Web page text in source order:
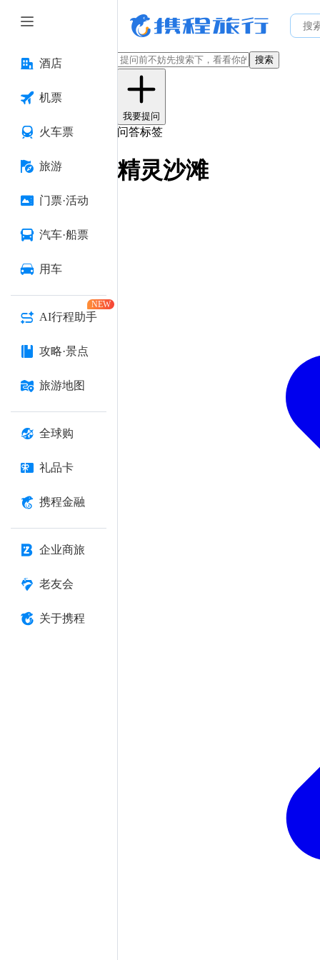
酒店
机票
火车票
旅游
门票·活动
汽车·船票
用车
AI行程助手
NEW
攻略·景点
旅游地图
全球购
礼品卡
携程金融
企业商旅
老友会
关于携程
搜索
我要提问
问答标签
精灵沙滩